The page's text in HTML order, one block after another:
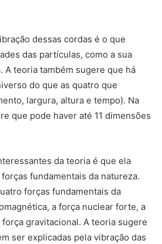
dessas cordas é o que
das partículas, como a sua
A teoria também sugere que há
do que as quatro que
largura, altura e tempo). Na
que pode haver até 11 dimensões
da teoria é que ela
fundamentais da natureza.
forças fundamentais da
a força nuclear forte, a
gravitacional. A teoria sugere
ser explicadas pela vibração das